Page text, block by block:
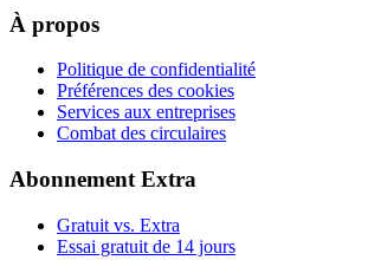
À propos
Politique de confidentialité
Préférences des cookies
Services aux entreprises
Combat des circulaires
Abonnement Extra
Gratuit vs. Extra
Essai gratuit de 14 jours